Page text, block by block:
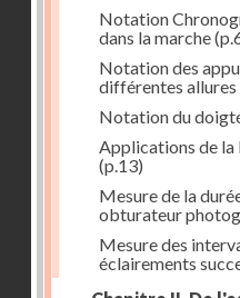
Notation
dans la marche
Notation des
différentes allures
Notation du
Applications de
(p.13)
Mesure de la
obturateur
Mesure des
éclairements